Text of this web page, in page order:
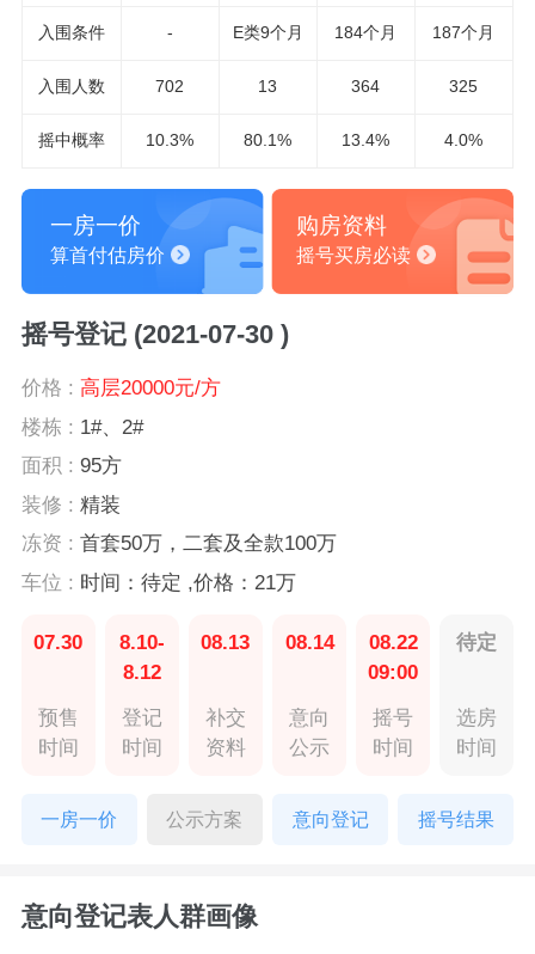
入围条件 - E类9个月 184个月 187个月
入围 人数 702 13 364 325
摇中概率 10.3% 80.1% 13.4% 4.0%
一房一价
算首付估房价
购房资料
摇号买房必读
摇号登记 (2021-07-30 )
价格 : 高层20000元/方
楼栋 : 1#、2#
面积 : 95方
装修 : 精装
冻资 : 首套50万，二套及全款100万
车位 : 时间：待定 ,价格：21万
07.30
预售
时间
8.10-
8.12
登记
时间
08.13
补交
资料
08.14
意向
公示
08.22
09:00
摇号
时间
待定
选房
时间
一房一价 公示方案 意向登记 摇号结果
意向登记表人群画像